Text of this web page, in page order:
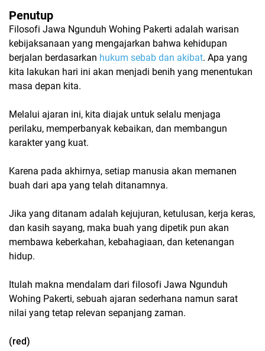
Penutup
Filosofi Jawa Ngunduh Wohing Pakerti adalah warisan
kebijaksanaan yang mengajarkan bahwa kehidupan
berjalan berdasarkan hukum sebab dan akibat. Apa yang
kita lakukan hari ini akan menjadi benih yang menentukan
masa depan kita.
Melalui ajaran ini, kita diajak untuk selalu menjaga
perilaku, memperbanyak kebaikan, dan membangun
karakter yang kuat.
Karena pada akhirnya, setiap manusia akan memanen
buah dari apa yang telah ditanamnya.
Jika yang ditanam adalah kejujuran, ketulusan, kerja keras,
dan kasih sayang, maka buah yang dipetik pun akan
membawa keberkahan, kebahagiaan, dan ketenangan
hidup.
Itulah makna mendalam dari filosofi Jawa Ngunduh
Wohing Pakerti, sebuah ajaran sederhana namun sarat
nilai yang tetap relevan sepanjang zaman.
(red)